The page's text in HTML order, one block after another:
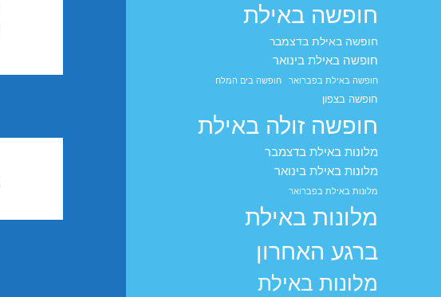
חופשה באילת
חופשה באילת בדצמבר
חופשה באילת בינואר
חופשה באילת בפברואר חופשה בים המלח
חופשה בצפון
חופשה זולה באילת
מלונות באילת בדצמבר
מלונות באילת בינואר
מלונות באילת בפברואר
מלונות באילת
ברגע האחרון
מלונות באילת